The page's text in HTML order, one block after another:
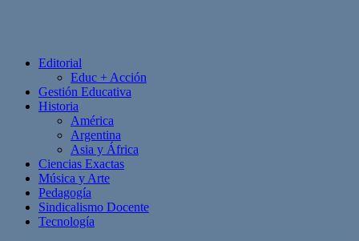
Editorial
Educ + Acción
Gestión Educativa
Historia
América
Argentina
Asia y África
Ciencias Exactas
Música y Arte
Pedagogía
Sindicalismo Docente
Tecnología